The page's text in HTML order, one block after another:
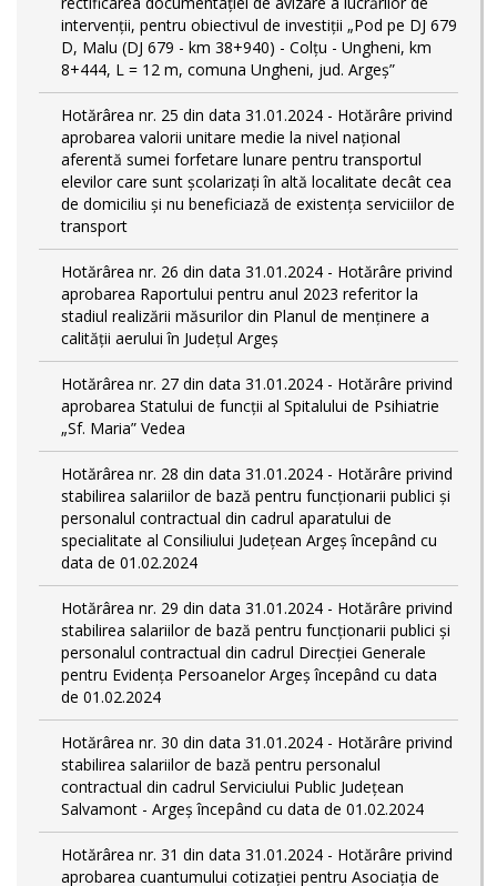
intervenții, pentru obiectivul de investiții „Pod pe DJ 679
D, Malu (DJ 679 - km 38+940) - Colțu - Ungheni, km
8+444, L = 12 m, comuna Ungheni, jud. Argeș”
Hotărârea nr. 25 din data 31.01.2024 - Hotărâre privind
aprobarea valorii unitare medie la nivel național
aferentă sumei forfetare lunare pentru transportul
elevilor care sunt şcolarizați în altă localitate decât cea
de domiciliu şi nu beneficiază de existența serviciilor de
transport
Hotărârea nr. 26 din data 31.01.2024 - Hotărâre privind
aprobarea Raportului pentru anul 2023 referitor la
stadiul realizării măsurilor din Planul de menținere a
calității aerului în Județul Argeș
Hotărârea nr. 27 din data 31.01.2024 - Hotărâre privind
aprobarea Statului de funcţii al Spitalului de Psihiatrie
„Sf. Maria” Vedea
Hotărârea nr. 28 din data 31.01.2024 - Hotărâre privind
stabilirea salariilor de bază pentru funcționarii publici și
personalul contractual din cadrul aparatului de
specialitate al Consiliului Județean Argeș începând cu
data de 01.02.2024
Hotărârea nr. 29 din data 31.01.2024 - Hotărâre privind
stabilirea salariilor de bază pentru funcționarii publici și
personalul contractual din cadrul Direcției Generale
pentru Evidența Persoanelor Argeş începând cu data
de 01.02.2024
Hotărârea nr. 30 din data 31.01.2024 - Hotărâre privind
stabilirea salariilor de bază pentru personalul
contractual din cadrul Serviciului Public Județean
Salvamont - Argeș începând cu data de 01.02.2024
Hotărârea nr. 31 din data 31.01.2024 - Hotărâre privind
aprobarea cuantumului cotizației pentru Asociația de